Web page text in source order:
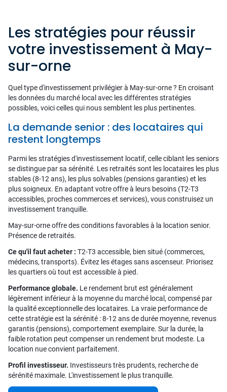
Les stratégies pour réussir
votre investissement à May-
sur-orne
Quel type d'investissement privilégier à May-sur-orne ? En croisant
les données du marché local avec les différentes stratégies
possibles, voici celles qui nous semblent les plus pertinentes.
La demande senior : des locataires qui
restent longtemps
Parmi les stratégies d'investissement locatif, celle ciblant les seniors
se distingue par sa sérénité. Les retraités sont les locataires les plus
stables (8-12 ans), les plus solvables (pensions garanties) et les
plus soigneux. En adaptant votre offre à leurs besoins (T2-T3
accessibles, proches commerces et services), vous construisez un
investissement tranquille.
May-sur-orne offre des conditions favorables à la location senior.
Présence de retraités.
Ce qu'il faut acheter : T2-T3 accessible, bien situé (commerces,
médecins, transports). Évitez les étages sans ascenseur. Priorisez
les quartiers où tout est accessible à pied.
Performance globale. Le rendement brut est généralement
légèrement inférieur à la moyenne du marché local, compensé par
la qualité exceptionnelle des locataires. La vraie performance de
cette stratégie est la sérénité : 8-12 ans de durée moyenne, revenus
garantis (pensions), comportement exemplaire. Sur la durée, la
faible rotation peut compenser un rendement brut modeste. La
location nue convient parfaitement.
Profil investisseur. Investisseurs très prudents, recherche de
sérénité maximale. L'investissement le plus tranquille.